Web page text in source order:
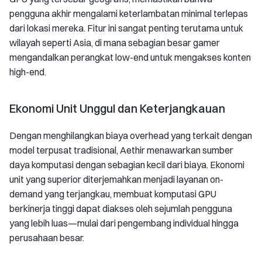
pengguna akhir mengalami keterlambatan minimal terlepas
dari lokasi mereka. Fitur ini sangat penting terutama untuk
wilayah seperti Asia, di mana sebagian besar gamer
mengandalkan perangkat low-end untuk mengakses konten
high-end.
Ekonomi Unit Unggul dan Keterjangkauan
Dengan menghilangkan biaya overhead yang terkait dengan
model terpusat tradisional, Aethir menawarkan sumber
daya komputasi dengan sebagian kecil dari biaya. Ekonomi
unit yang superior diterjemahkan menjadi layanan on-
demand yang terjangkau, membuat komputasi GPU
berkinerja tinggi dapat diakses oleh sejumlah pengguna
yang lebih luas—mulai dari pengembang individual hingga
perusahaan besar.